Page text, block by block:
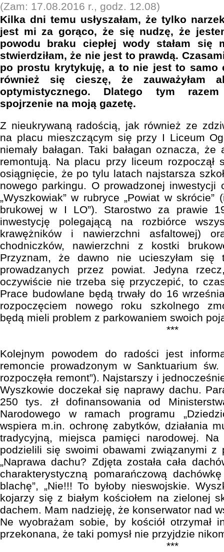
(Zam: 17.08.2016 r., godz. 12.08)
Kilka dni temu usłyszałam, że tylko
jest mi za gorąco, że się nudzę, że
powodu braku ciepłej wody stałam się
stwierdziłam, że nie jest to prawdą.
po prostu krytykuję, a to nie jest to samo
również się cieszę, że zauważyłam
optymistycznego. Dlatego tym
spojrzenie na moją gazetę.
Z nieukrywaną radością, jak również ze
na placu mieszczącym się przy I Liceum
niemały bałagan. Taki bałagan oznacza,
remontują. Na placu przy liceum rozpoczął
osiągnięcie, że po tylu latach najstarsza
nowego parkingu. O prowadzonej inwestycji
„Wyszkowiak” w rubryce „Powiat w skrócie”
brukowej w I LO”). Starostwo za prawie
inwestycję polegającą na rozbiórce
krawężników i nawierzchni asfaltowej)
chodniczków, nawierzchni z kostki
Przyznam, że dawno nie ucieszyłam się
prowadzanych przez powiat. Jedyna
oczywiście nie trzeba się przyczepić, to
Prace budowlane będą trwały do 16
rozpoczęciem nowego roku szkolnego
będą mieli problem z parkowaniem swoich
***
Kolejnym powodem do radości jest
remoncie prowadzonym w Sanktuarium św.
rozpoczęła remont”). Najstarszy i
Wyszkowie doczekał się naprawy dachu.
250 tys. zł dofinansowania od
Narodowego w ramach programu
wspiera m.in. ochronę zabytków, działania
tradycyjną, miejsca pamięci narodowej.
podzielili się swoimi obawami związanymi z
„Naprawa dachu? Zdjęta została cała
charakterystyczną pomarańczową
blachę”, „Nie!!! To byłoby nieswojskie.
kojarzy się z białym kościołem na zielonej
dachem. Mam nadzieję, że konserwator nad
Ne wyobrażam sobie, by kościół otrzymał
przekonana, że taki pomysł nie przyjdzie
***